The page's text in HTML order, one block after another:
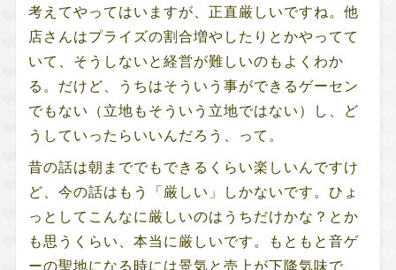
考えてやってはいますが、正直厳しいですね。他
店さんはプライズの割合増やしたりとかやってて
いて、そうしないと経営が難しいのもよくわか
る。だけど、うちはそういう事ができるゲーセン
でもない（立地もそういう立地ではない）し、ど
うしていったらいいんだろう、って。
昔の話は朝まででもできるくらい楽しいんですけ
ど、今の話はもう「厳しい」しかないです。ひょ
っとしてこんなに厳しいのはうちだけかな？とか
も思うくらい、本当に厳しいです。もともと音ゲ
ーの聖地になる時には景気と売上が下降気味で、